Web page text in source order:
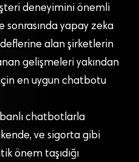
deneyimini önemli
sonrasında yapay zeka
alan şirketlerin
gelişmeleri yakından
en uygun chatbotu
chatbotlarla
ve sigorta gibi
önem taşıdığı